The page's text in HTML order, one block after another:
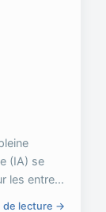
(IA) se
les entre...
de lecture →